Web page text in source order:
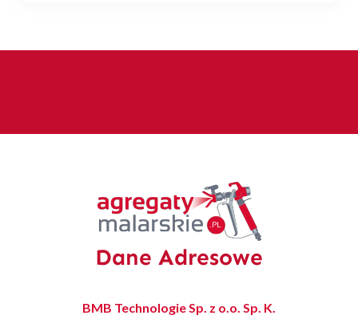
Dane Adresowe
BMB Technologie Sp. z o.o. Sp. K.